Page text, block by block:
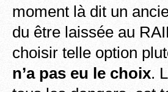
moment là dit un
du être laissée au
choisir telle option
n’a pas eu le choix.